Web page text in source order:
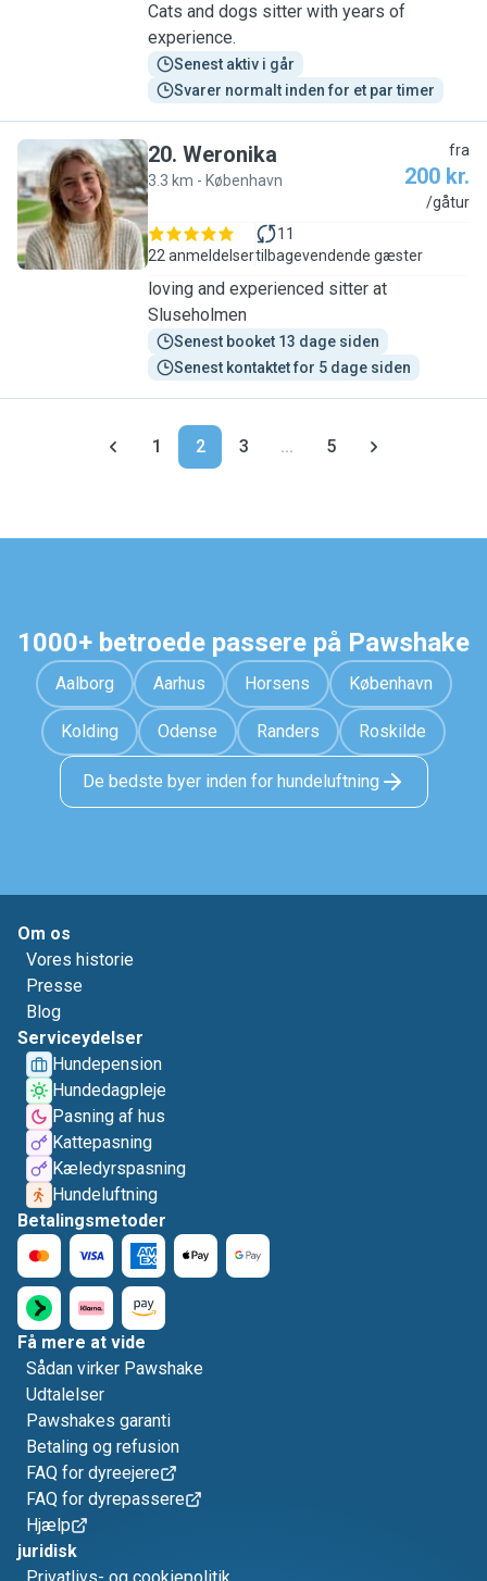
Cats and dogs sitter with years of
experience.
Senest aktiv i går
Svarer normalt inden for et par timer
W
20. Weronika
3.3 km - København
fra
200 kr.
/gåtur
22 anmeldelser
11
tilbagevendende gæster
loving and experienced sitter at
Sluseholmen
Senest booket 13 dage siden
Senest kontaktet for 5 dage siden
1 2 3 ... 5
1000+ betroede passere på Pawshake
Aalborg Aarhus Horsens København
Kolding Odense Randers Roskilde
De bedste byer inden for hundeluftning
Om os
Vores historie
Presse
Blog
Serviceydelser
Hundepension
Hundedagpleje
Pasning af hus
Kattepasning
Kæledyrspasning
Hundeluftning
Betalingsmetoder
Få mere at vide
Sådan virker Pawshake
Udtalelser
Pawshakes garanti
Betaling og refusion
FAQ for dyreejere
FAQ for dyrepassere
Hjælp
juridisk